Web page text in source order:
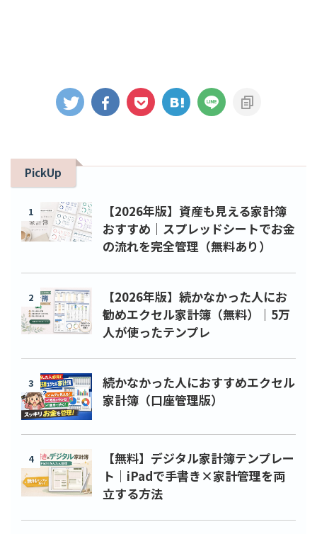
PickUp
1
【2026年版】資産も見える家計簿
おすすめ｜スプレッドシートでお金
の流れを完全管理（無料あり）
2
【2026年版】続かなかった人にお
勧めエクセル家計簿（無料）｜5万
人が使ったテンプレ
3
続かなかった人におすすめエクセル
家計簿（口座管理版）
4
【無料】デジタル家計簿テンプレー
ト｜iPadで手書き×家計管理を両
立する方法